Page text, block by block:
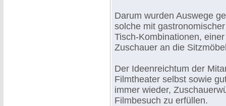
Darum wurden Auswege
solche mit
Tisch-Kombinationen,
Zuschauer an die
Der Ideenreichtum der
Filmtheater selbst sowie
immer wieder,
Filmbesuch zu erfüllen.